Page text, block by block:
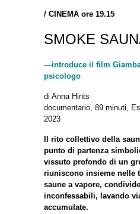
/ CINEMA ore 19.15
SMOKE
—introduce il film
psicologo
di Anna Hints
documentario, 89 minuti,
2023
Il rito collettivo della
punto di partenza
vissuto profondo di un
riuniscono insieme nelle
saune a vapore,
inconfessabili, lavando
accumulate.